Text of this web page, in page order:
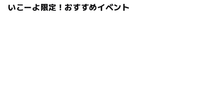
いこーよ限定！おすすめイベント